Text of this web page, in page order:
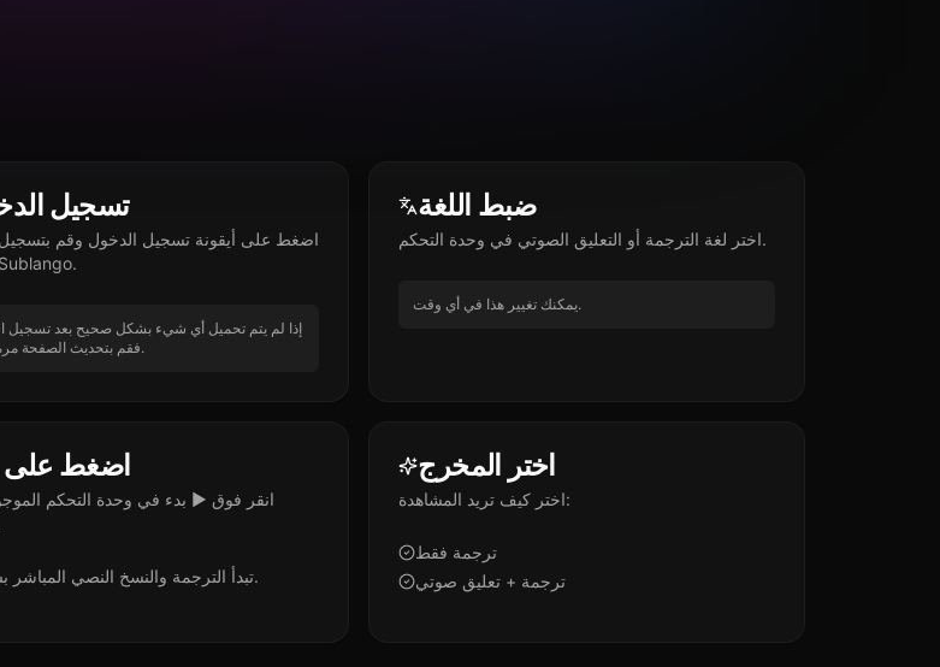
تسجيل
اضغط على أيقونة تسجيل الدخول وقم
لتنشيط Sublango.
إذا لم يتم تحميل أي شيء بشكل صحيح بعد تسجيل
فقم بتحديث الصفحة مرة واحدة.
ضبط اللغة
اختر لغة الترجمة أو التعليق الصوتي في وحدة التحكم.
يمكنك تغيير هذا في أي وقت.
اضغط على
انقر فوق ▶ بدء في وحدة التحكم
تبدأ الترجمة والنسخ النصي المباشر بسرعة.
اختر المخرج
اختر كيف تريد المشاهدة:
ترجمة فقط
ترجمة + تعليق صوتي